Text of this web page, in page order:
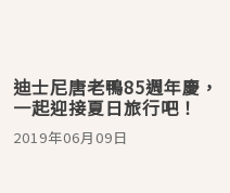
迪士尼唐老鴨85週年慶，
一起迎接夏日旅行吧！
2019年06月09日